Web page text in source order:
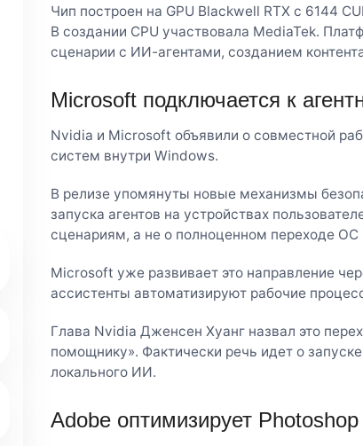
Чип построен на GPU Blackwell RTX с 6144
В создании CPU участвовала MediaTek.
сценарии с ИИ-агентами, созданием
Microsoft подключается к
Nvidia и Microsoft объявили о совместной
систем внутри Windows.
В релизе упомянуты новые механизмы
запуска агентов на устройствах
сценариям, а не о полноценном переходе ОС
Microsoft уже развивает это направление
ассистенты автоматизируют рабочие
Глава Nvidia Дженсен Хуанг назвал это
помощнику». Фактически речь идет о
локального ИИ.
Adobe оптимизирует